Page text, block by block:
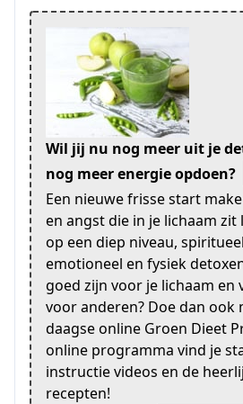
Wil jij nu nog meer uit je
nog meer energie opdoen?
Een nieuwe frisse start
en angst die in je lichaam zit
op een diep niveau,
emotioneel en fysiek
goed zijn voor je lichaam en
voor anderen? Doe dan ook
daagse online Groen Dieet
online programma vind je
instructie videos en de
recepten!